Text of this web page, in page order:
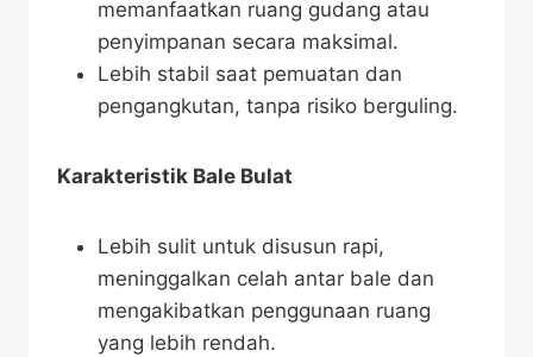
memanfaatkan ruang gudang atau
penyimpanan secara maksimal.
Lebih stabil saat pemuatan dan
pengangkutan, tanpa risiko berguling.
Karakteristik Bale Bulat
Lebih sulit untuk disusun rapi,
meninggalkan celah antar bale dan
mengakibatkan penggunaan ruang
yang lebih rendah.